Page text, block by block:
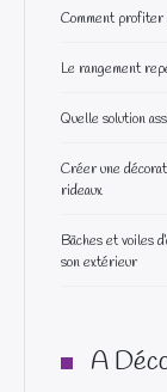
Comment profiter
Le rangement
Quelle solution
Créer une
rideaux
Bâches et voiles
son extérieur
A